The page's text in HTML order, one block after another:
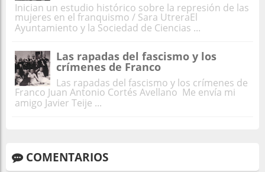
Inician un estudio histórico sobre la represión de las
mujeres en el franquismo / Sara UtreraEl
Ayuntamiento y la Sociedad de Ciencias ...
Las rapadas del fascismo y los
crímenes de Franco
Las rapadas del fascismo y los crímenes de
Franco Juan Antonio Cortés Avellano Me envía mi
amigo Javier Teije ...
COMENTARIOS